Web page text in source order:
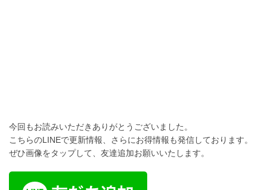
今回もお読みいただきありがとうございました。
こちらのLINEで更新情報、さらにお得情報も発信しております。
ぜひ画像をタップして、友達追加お願いいたします。